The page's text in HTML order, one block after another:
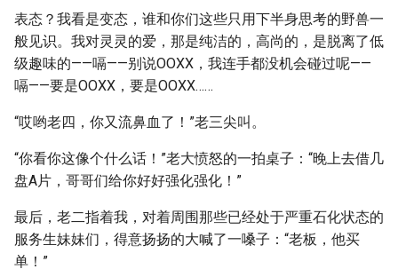
表态？我看是变态，谁和你们这些只用下半身思考的野兽一
般见识。我对灵灵的爱，那是纯洁的，高尚的，是脱离了低
级趣味的——嗝——别说OOXX，我连手都没机会碰过呢——
嗝——要是OOXX，要是OOXX……
“哎哟老四，你又流鼻血了！”老三尖叫。
“你看你这像个什么话！”老大愤怒的一拍桌子：“晚上去借几
盘A片，哥哥们给你好好强化强化！”
最后，老二指着我，对着周围那些已经处于严重石化状态的
服务生妹妹们，得意扬扬的大喊了一嗓子：“老板，他买
单！”